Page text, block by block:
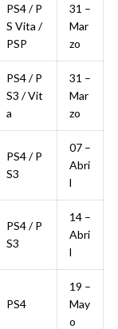
PS4 / P
S Vita /
PSP
31 –
Mar
zo
PS4 / P
S3 / Vit
a
31 –
Mar
zo
PS4 / P
S3
07 –
Abri
l
PS4 / P
S3
14 –
Abri
l
PS4
19 –
May
o